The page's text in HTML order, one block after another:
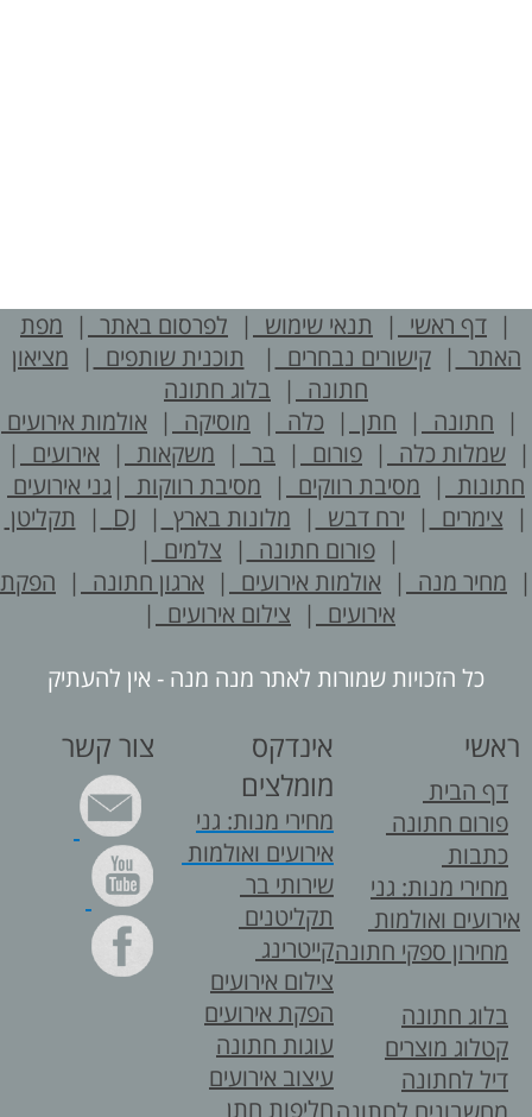
| דף ראשי | תנאי שימוש | לפרסום באתר | מפת
האתר | קישורים נבחרים | תוכנית שותפים | מציאון
חתונה | בלוג חתונה
חתונה | חתן | כלה | מוסיקה | אולמות אירועים
שמלות כלה | פורום | בר | משקאות | אירועים |
חתונות | מסיבת רווקים | מסיבת רווקות | גני אירועים
| צימרים | ירח דבש | מלונות בארץ |
DJ
|
תקליטן
| פורום חתונה | צלמים |
מחיר מנה | אולמות אירועים | ארגון חתונה | הפקת
אירועים | צילום אירועים |
כל הזכויות שמורות לאתר מנה מנה - אין להעתיק
ראשי
דף הבית
פורום חתונה
כתבות
מחירי מנות: גני
אירועים ואולמות
מחירון ספקי חתונה
בלוג חתונה
קטלוג מוצרים
דיל לחתונה
אינדקס
מומלצים
מחירי מנות: גני
אירועים ואולמות
שירותי בר
תקליטנים
קייטרינג
צילום אירועים
הפקת אירועים
עוגות חתונה
עיצוב אירועים
חליפות חתן
צור קשר